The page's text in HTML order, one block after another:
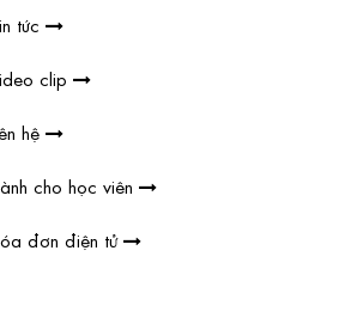
tức
clip
hệ
cho học viên
đơn điện tử